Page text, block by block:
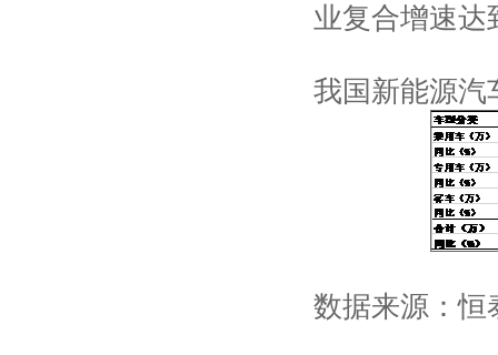
业复合增速达
我国新能源汽
数据来源：恒